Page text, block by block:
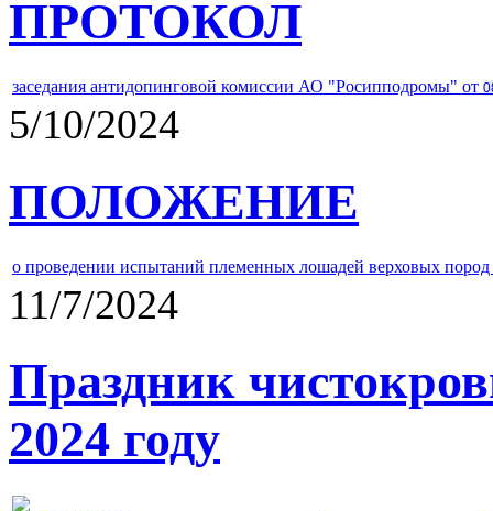
ПРОТОКОЛ
заседания антидопинговой комиссии АО "Росипподромы" от
5/10/2024
ПОЛОЖЕНИЕ
о проведении испытаний племенных лошадей верховых
11/7/2024
Праздник
2024 году